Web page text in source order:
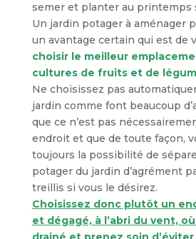
semer et planter au printemps
Un jardin potager à aménager
un avantage certain qui est de
choisir le meilleur
cultures de fruits et de
Ne choisissez pas
jardin comme font beaucoup
que ce n’est pas
endroit et que de toute façon,
toujours la possibilité de
potager du jardin d’agrément
treillis si vous le désirez.
Choisissez donc plutôt un
et dégagé, à l’abri du vent,